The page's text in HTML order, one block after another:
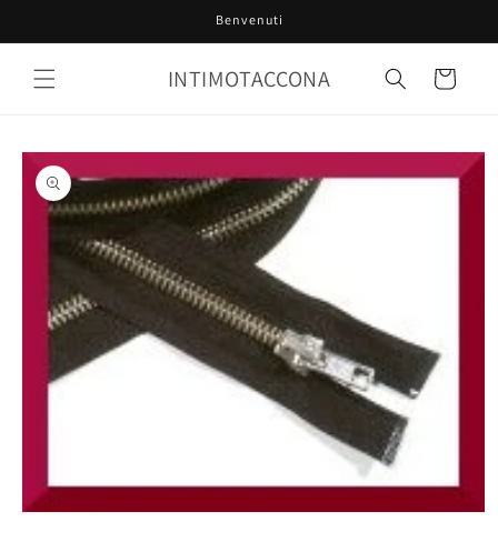
ai contenuti
Benvenuti
INTIMOTACCONA Carrello
Passa alle
informazioni
sul prodotto